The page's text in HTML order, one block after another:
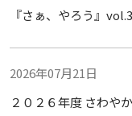
『さぁ、やろう』
2026年07月21日
２０２６年度 さわ